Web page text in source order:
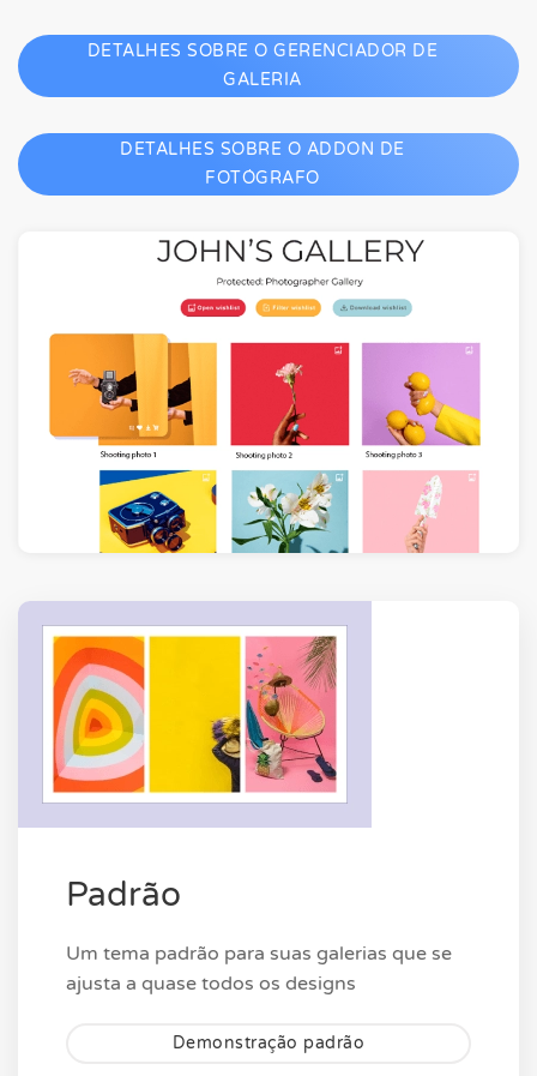
DETALHES SOBRE O GERENCIADOR DE
GALERIA
DETALHES SOBRE O ADDON DE
FOTÓGRAFO
Padrão
Um tema padrão para suas galerias que se
ajusta a quase todos os designs
Demonstração padrão